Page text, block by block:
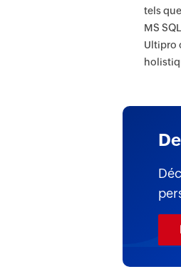
tels
MS
Ultipro